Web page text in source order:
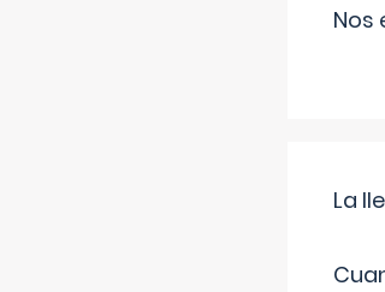
Nos
La